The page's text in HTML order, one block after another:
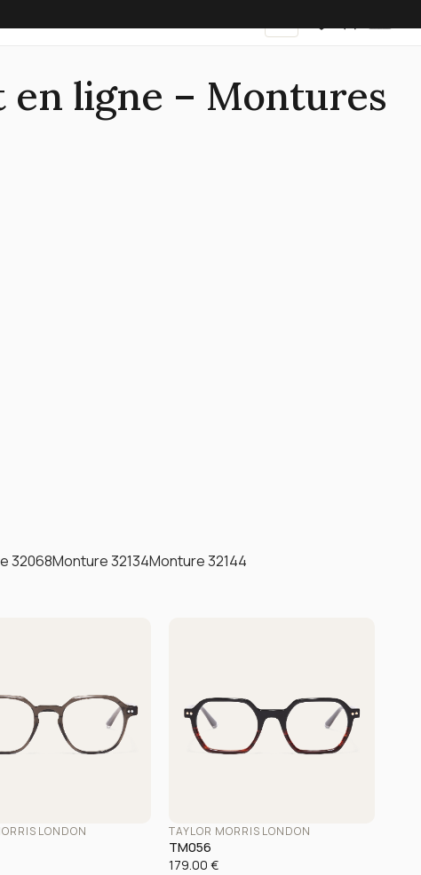
ligne – Montures
32068Monture 32134Monture 32144
LONDON TAYLOR MORRIS LONDON
TM056
179.00 €